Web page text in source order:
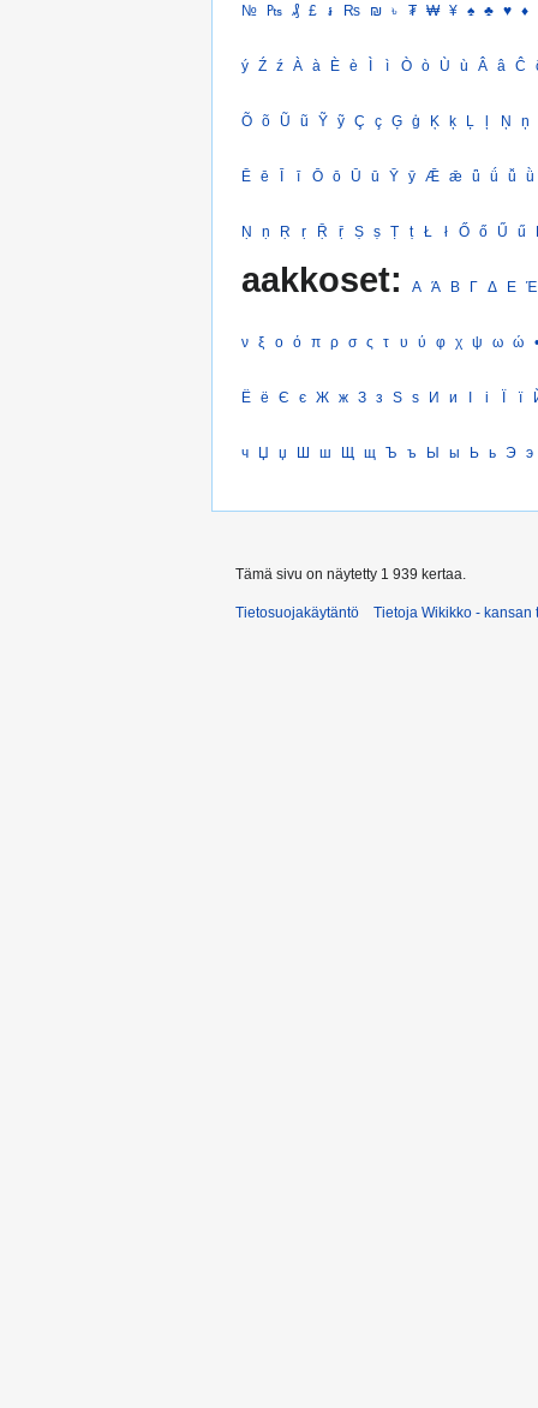
№ ₧ ₰ £ ៛ ₨ ₪ ৳ ₮ ₩ ¥ ♠ ♣ ♥ ♦
ý Ź ź À à È è Ì ì Ò ò Ù ù Â â Ĉ
Õ õ Ũ ũ Ỹ ỹ Ç ç Ģ ģ Ķ ķ Ļ ļ Ņ ņ
Ē ē Ī ī Ō ō Ū ū Ȳ ȳ Ǣ ǣ ǖ ǘ ǚ ǜ
Ṇ ṇ Ṛ ṛ Ṝ ṝ Ṣ ṣ Ṭ ṭ Ł ł Ő ő Ű ű
aakkoset: Α Ά Β Γ Δ Ε Έ
ν ξ ο ό π ρ σ ς τ υ ύ φ χ ψ ω ώ •
Ё ё Є є Ж ж З з Ѕ ѕ И и І і Ї ї
ч Џ џ Ш ш Щ щ Ъ ъ Ы ы Ь ь Э э
Tämä sivu on näytetty 1 939 kertaa.
Tietosuojakäytäntö Tietoja Wikikko - kansan